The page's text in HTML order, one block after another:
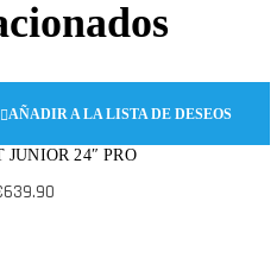
AÑADIR A LA LISTA DE DESEOS
JUNIOR 24″ PRO
639.90